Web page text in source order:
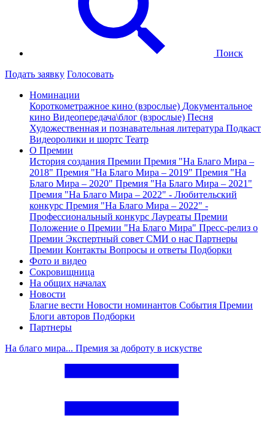
Поиск
Подать заявку Голосовать
Номинации
Короткометражное кино (взрослые) Документальное
кино Видеопередача\блог (взрослые) Песня
Художественная и познавательная литература Подкаст
Видеоролики и шортс Театр
О Премии
История создания Премии Премия "На Благо Мира –
2018" Премия "На Благо Мира – 2019" Премия "На
Благо Мира – 2020" Премия "На Благо Мира – 2021"
Премия "На Благо Мира – 2022" - Любительский
конкурс Премия "На Благо Мира – 2022" -
Профессиональный конкурс Лауреаты Премии
Положение о Премии "На Благо Мира" Пресс-релиз о
Премии Экспертный совет СМИ о нас Партнеры
Премии Контакты Вопросы и ответы Подборки
Фото и видео
Сокровищница
На общих началах
Новости
Благие вести Новости номинантов События Премии
Блоги авторов Подборки
Партнеры
На благо мира... Премия за доброту в искустве